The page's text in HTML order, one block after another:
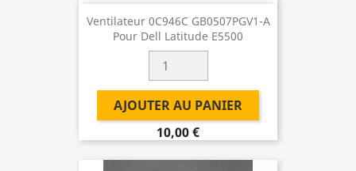
Ventilateur 0C946C GB0507PGV1-A
Pour Dell Latitude E5500
AJOUTER AU PANIER
10,00 €